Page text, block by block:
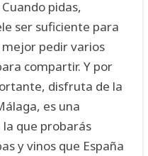
pidas,
ser suficiente para
pedir varios
compartir. Y por
disfruta de la
es una
que probarás
y vinos que España